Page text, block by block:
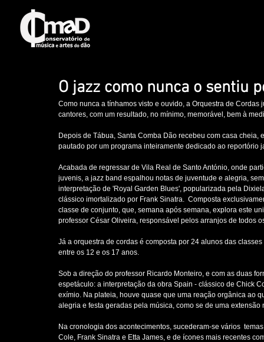
O jazz como nunca o sentiu
Como nunca a tínhamos visto e ouvido, a Orquestra de
cantores, com um resultado, no mínimo, memorável, bem à
Depois de Tábua, Santa Comba Dão recebeu com casa
pautado por um programa inteiramente dedicado ao
Acabada de regressar de Vila Real de Santo António, onde
juvenis, a jazz band espalhou notas de juventude e alegria,
interpretação de 'Royal Garden Blues', popularizada pela
clássico imortalizado por Frank Sinatra.  Composta
classe de conjunto, que, semana após semana, explora este
professor César Oliveira, responsável pelos arranjos de todos
Já a orquestra de cordas é composta por 24 alunos das
entre os 12 e os 17 anos.
Sob a direção do professor Ricardo Monteiro, e com as duas
espetáculo: a interpretação da obra Spain - clássico de Chick
exímio. Na plateia, houve quase que uma reação orgânica ao
alegria e festa geradas pela música, como se de uma
Na cronologia dos acontecimentos, sucederam-se vários
Cole, Frank Sinatra e Etta James, e de ícones mais recentes